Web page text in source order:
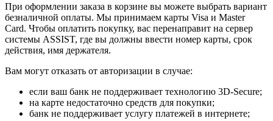
При оформлении заказа в корзине вы можете выбрать вариант
безналичной оплаты. Мы принимаем карты Visa и Master
Card. Чтобы оплатить покупку, вас перенаправит на сервер
системы ASSIST, где вы должны ввести номер карты, срок
действия, имя держателя.
Вам могут отказать от авторизации в случае:
если ваш банк не поддерживает технологию 3D-Secure;
на карте недостаточно средств для покупки;
банк не поддерживает услугу платежей в интернете;